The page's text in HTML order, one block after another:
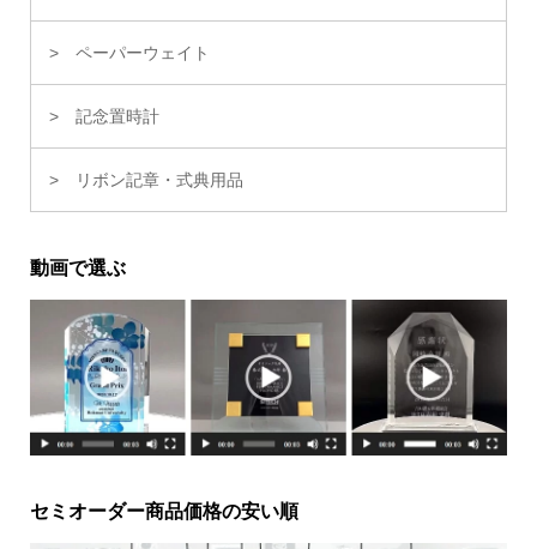
ペーパーウェイト
記念置時計
リボン記章・式典用品
動画で選ぶ
セミオーダー商品価格の安い順